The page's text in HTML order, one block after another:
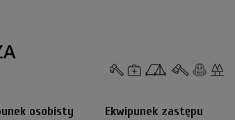
osobisty Ekwipunek zastępu